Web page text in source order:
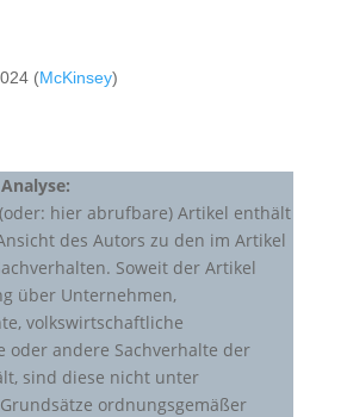
(McKinsey)
hier abrufbare) Artikel enthält
des Autors zu den im Artikel
Soweit der Artikel
über Unternehmen,
volkswirtschaftliche
oder andere Sachverhalte der
sind diese nicht unter
ordnungsgemäßer